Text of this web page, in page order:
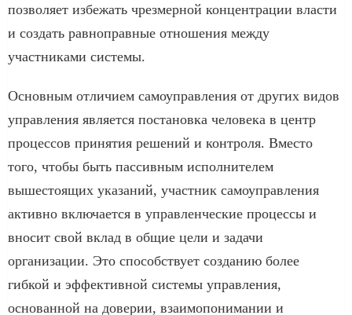
позволяет избежать чрезмерной концентрации власти
и создать равноправные отношения между
участниками системы.
Основным отличием самоуправления от других видов
управления является постановка человека в центр
процессов принятия решений и контроля. Вместо
того, чтобы быть пассивным исполнителем
вышестоящих указаний, участник самоуправления
активно включается в управленческие процессы и
вносит свой вклад в общие цели и задачи
организации. Это способствует созданию более
гибкой и эффективной системы управления,
основанной на доверии, взаимопонимании и